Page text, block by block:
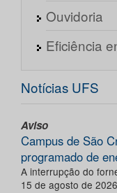
Ouvidoria
Eficiência
Notícias UFS
Aviso
Campus de São
programado de
A interrupção do
15 de agosto de 2026